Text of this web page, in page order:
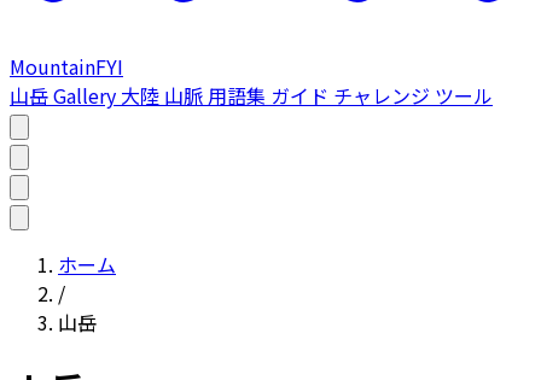
MountainFYI
山岳Gallery 大陸 山脈 用語集 ガイド チャレンジ ツール
ホーム
/
山岳